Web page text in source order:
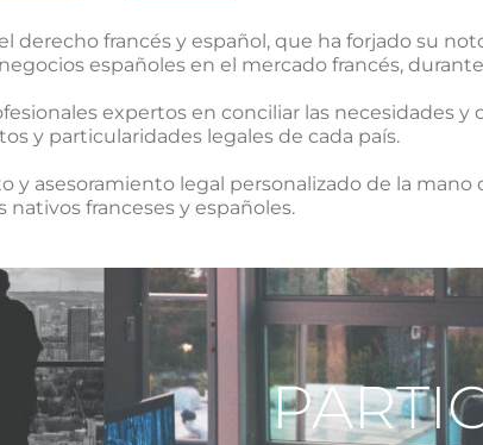
derecho francés y español, que ha forjado su
españoles en el mercado francés,
expertos en conciliar las necesidades y
y particularidades legales de cada país.
y asesoramiento legal personalizado de la
nativos franceses y españoles.